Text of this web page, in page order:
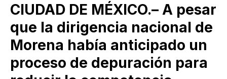
CIUDAD DE MÉXICO.– A pesar
que la dirigencia nacional de
Morena había anticipado un
proceso de depuración para